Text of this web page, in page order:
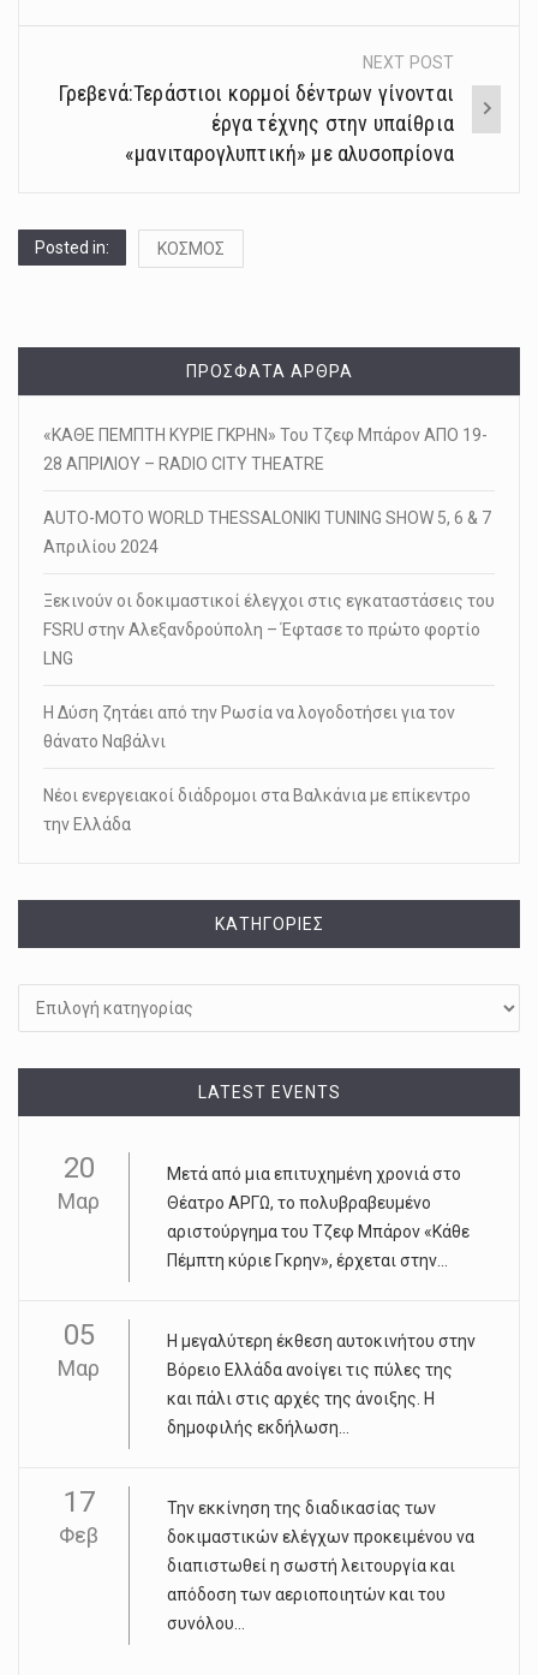
NEXT POST
Γρεβενά:Τεράστιοι κορμοί δέντρων γίνονται
έργα τέχνης στην υπαίθρια
«μανιταρογλυπτική» με αλυσοπρίονα
Posted in: ΚΟΣΜΟΣ
ΠΡΌΣΦΑΤΑ ΆΡΘΡΑ
«ΚΑΘΕ ΠΕΜΠΤΗ ΚΥΡΙΕ ΓΚΡΗΝ» Του Τζεφ Μπάρον ΑΠΟ 19-
28 ΑΠΡΙΛΙΟΥ – RADIO CITY THEATRE
AUTO-MOTO WORLD THESSALONIKI TUNING SHOW 5, 6 & 7
Απριλίου 2024
Ξεκινούν οι δοκιμαστικοί έλεγχοι στις εγκαταστάσεις του
FSRU στην Αλεξανδρούπολη – Έφτασε το πρώτο φορτίο
LNG
Η Δύση ζητάει από την Ρωσία να λογοδοτήσει για τον
θάνατο Ναβάλνι
Νέοι ενεργειακοί διάδρομοι στα Βαλκάνια με επίκεντρο
την Ελλάδα
KΑΤΗΓΟΡΊΕΣ
LATEST EVENTS
20
Μαρ
Μετά από μια επιτυχημένη χρονιά στο
Θέατρο ΑΡΓΩ, το πολυβραβευμένο
αριστούργημα του Τζεφ Μπάρον «Κάθε
Πέμπτη κύριε Γκρην», έρχεται στην...
05
Μαρ
Η μεγαλύτερη έκθεση αυτοκινήτου στην
Βόρειο Ελλάδα ανοίγει τις πύλες της
και πάλι στις αρχές της άνοιξης. Η
δημοφιλής εκδήλωση...
17
Φεβ
Την εκκίνηση της διαδικασίας των
δοκιμαστικών ελέγχων προκειμένου να
διαπιστωθεί η σωστή λειτουργία και
απόδοση των αεριοποιητών και του
συνόλου...